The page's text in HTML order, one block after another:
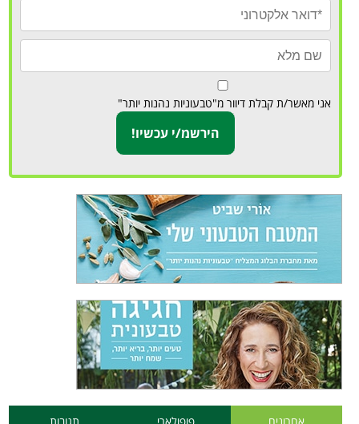
אני מאשר/ת קבלת דיוור מ"טבעוניות נהנות יותר"